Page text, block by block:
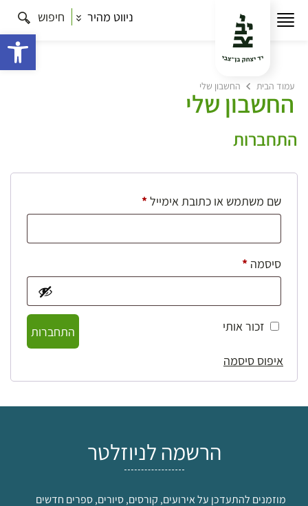
ניווט מהיר חיפוש
עמוד הבית החשבון שלי
החשבון שלי
התחברות
שם משתמש או כתובת אימייל*חובה
סיסמה *חובה
זכור אותי
התחברות
איפוס סיסמה
הרשמה לניוזלטר
מוזמנים להתעדכן על אירועים, קורסים, סיורים, ספרים חדשים